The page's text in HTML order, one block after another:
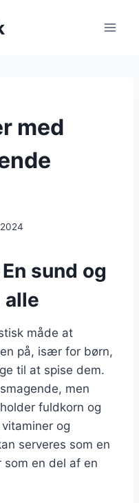
med
sund og
måde at
på, især for børn,
til at spise dem.
men
fuldkorn og
og
serveres som en
som en del af en